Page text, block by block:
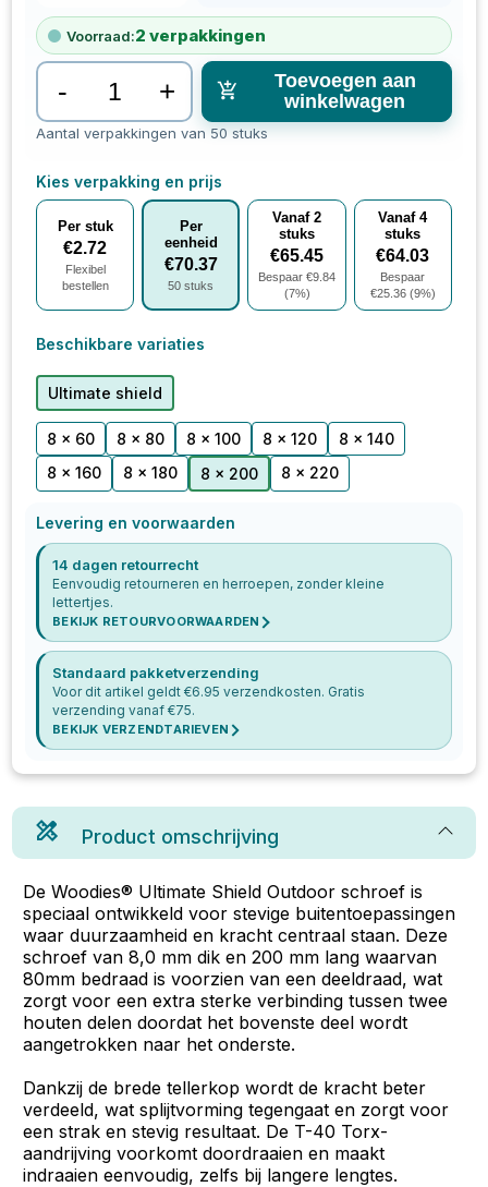
Voorraad:2 verpakkingen
- +
Toevoegen aan
winkelwagen
Aantal verpakkingen van 50 stuks
Kies verpakking en prijs
Per stuk
€2.72
Flexibel
bestellen
Per
eenheid
€70.37
50 stuks
Vanaf2
stuks
€65.45
Bespaar €9.84
(7%)
Vanaf4
stuks
€64.03
Bespaar
€25.36(9%)
Beschikbare variaties
Ultimate shield
8 x 60 8 x 80 8 x 100 8 x 120
8 x 140
8 x 160
8 x 180 8 x 200 8 x 220
Levering en voorwaarden
14 dagen retourrecht
Eenvoudig retourneren en herroepen, zonder kleine
lettertjes.
BEKIJK RETOURVOORWAARDEN
Standaard pakketverzending
Voor dit artikel geldt €6.95 verzendkosten. Gratis
verzending vanaf €75.
BEKIJK VERZENDTARIEVEN
Product omschrijving
De Woodies® Ultimate Shield Outdoor schroef is
speciaal ontwikkeld voor stevige buitentoepassingen
waar duurzaamheid en kracht centraal staan. Deze
schroef van 8,0 mm dik en 200 mm lang waarvan
80mm bedraad is voorzien van een deeldraad, wat
zorgt voor een extra sterke verbinding tussen twee
houten delen doordat het bovenste deel wordt
aangetrokken naar het onderste.
Dankzij de brede tellerkop wordt de kracht beter
verdeeld, wat splijtvorming tegengaat en zorgt voor
een strak en stevig resultaat. De T-40 Torx-
aandrijving voorkomt doordraaien en maakt
indraaien eenvoudig, zelfs bij langere lengtes.